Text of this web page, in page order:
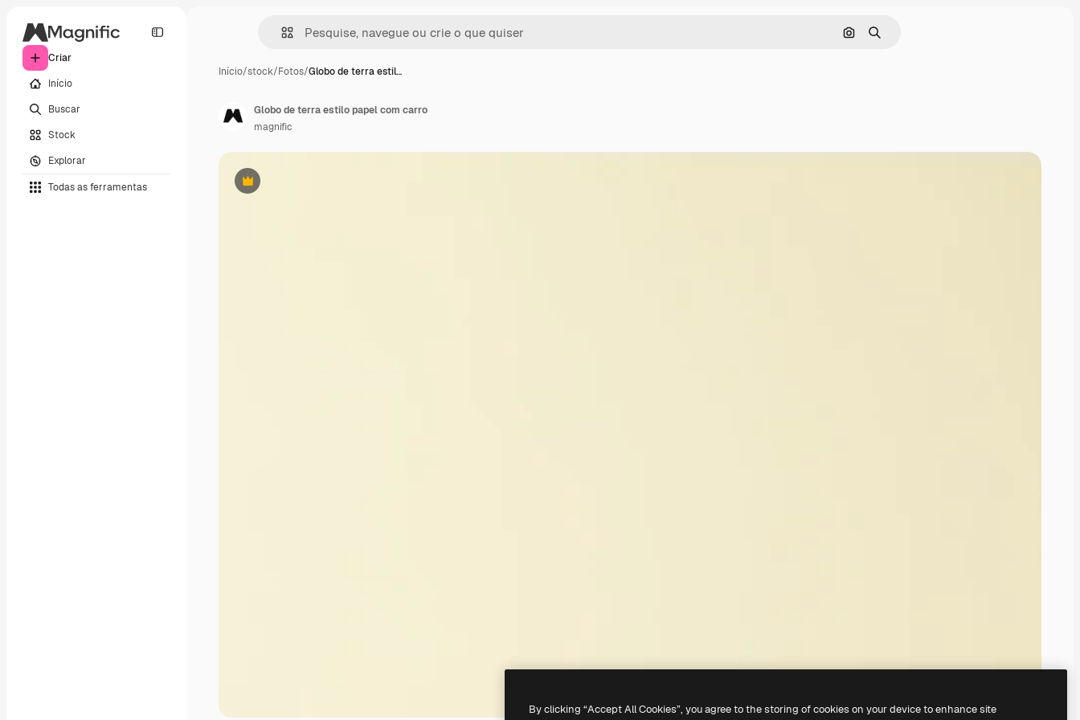
Criar
Início
Buscar
Stock
Explorar
Todas as ferramentas
Pesquisar por imagem
Buscar
Início/stock/Fotos/Globo de terra estil…
Premium
Globo de terra estilo papel com carro
magnific
By clicking “Accept All Cookies”, you agree to the storing of cookies on your device to enhance site